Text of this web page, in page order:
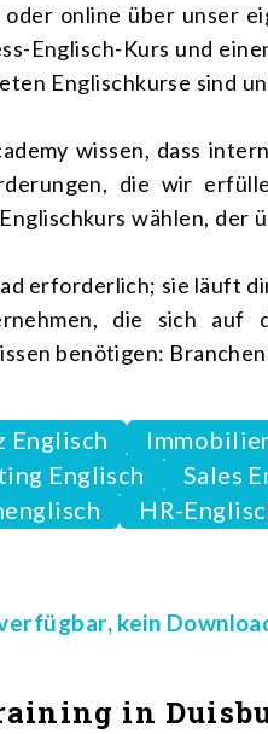
online über unser
Englisch-Kurs und
Englischkurse sind
wissen, dass
die wir
wählen,
erforderlich; sie läuft
die sich
benötigen:
Englisch
Englisch Sales
HR-
kein
in